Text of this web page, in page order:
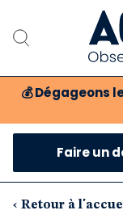
💰 Dégageons
Faire un
‹ Retour à